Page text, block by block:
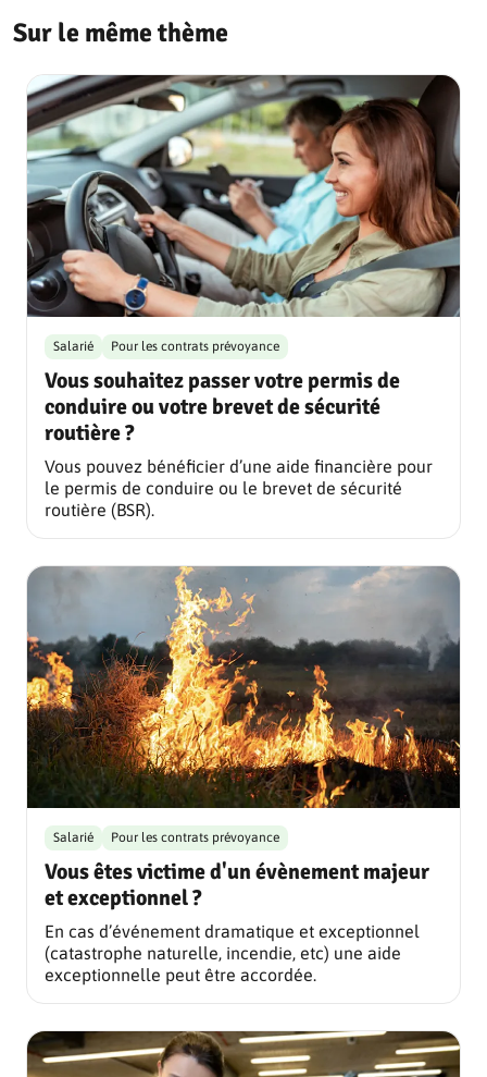
Sur le même thème
Vous souhaitez passer votre permis de
conduire ou votre brevet de sécurité
routière ?
Salarié Pour les contrats prévoyance
Vous pouvez bénéficier d’une aide financière pour
le permis de conduire ou le brevet de sécurité
routière (BSR).
Vous êtes victime d'un évènement majeur
et exceptionnel ?
Salarié Pour les contrats prévoyance
En cas d’événement dramatique et exceptionnel
(catastrophe naturelle, incendie, etc) une aide
exceptionnelle peut être accordée.